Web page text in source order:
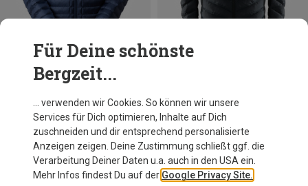
Du sparst 22%
Für Deine schönste
Bergzeit...
… verwenden wir Cookies. So können wir unsere
Services für Dich optimieren, Inhalte auf Dich
zuschneiden und dir entsprechend personalisierte
Anzeigen zeigen. Deine Zustimmung schließt ggf. die
Verarbeitung Deiner Daten u.a. auch in den USA ein.
Mehr Infos findest Du auf der Google Privacy Site.